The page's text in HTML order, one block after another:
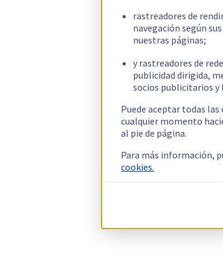
rastreadores de
navegación según
nuestras páginas;
y rastreadores de
publicidad dirigida,
socios publicitarios y
Puede aceptar todas
cualquier momento
al pie de página.
Para más información,
cookies.